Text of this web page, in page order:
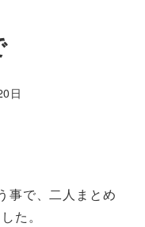
日
事で、二人まとめ
た。